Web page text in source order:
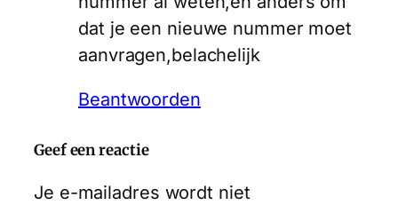
dat je een nieuwe nummer moet
aanvragen,belachelijk
Beantwoorden
Geef een reactie
Je e-mailadres wordt niet